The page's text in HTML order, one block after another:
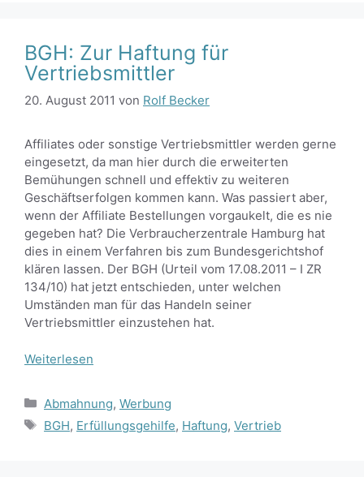
BGH: Zur Haftung für
Vertriebsmittler
20. August 2011 von Rolf Becker
Affiliates oder sonstige Vertriebsmittler werden gerne
eingesetzt, da man hier durch die erweiterten
Bemühungen schnell und effektiv zu weiteren
Geschäftserfolgen kommen kann. Was passiert aber,
wenn der Affiliate Bestellungen vorgaukelt, die es nie
gegeben hat? Die Verbraucherzentrale Hamburg hat
dies in einem Verfahren bis zum Bundesgerichtshof
klären lassen. Der BGH (Urteil vom 17.08.2011 – I ZR
134/10) hat jetzt entschieden, unter welchen
Umständen man für das Handeln seiner
Vertriebsmittler einzustehen hat.
Weiterlesen
Kategorien
Abmahnung, Werbung
Schlagwörter
BGH, Erfüllungsgehilfe, Haftung, Vertrieb